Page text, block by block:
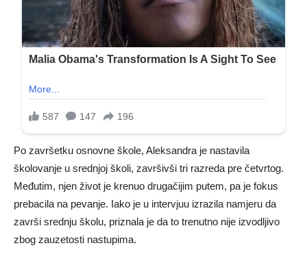
Po završetku osnovne škole, Aleksandra je nastavila
školovanje u srednjoj školi, završivši tri razreda pre četvrtog.
Međutim, njen život je krenuo drugačijim putem, pa je fokus
prebacila na pevanje. Iako je u intervjuu izrazila namjeru da
završi srednju školu, priznala je da to trenutno nije izvodljivo
zbog zauzetosti nastupima.